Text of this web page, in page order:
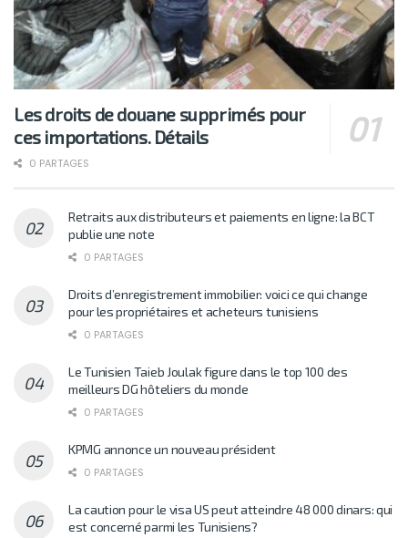
Les droits de douane supprimés pour
ces importations. Détails
0 PARTAGES
Retraits aux distributeurs et paiements en ligne: la BCT
publie une note
0 PARTAGES
Droits d’enregistrement immobilier: voici ce qui change
pour les propriétaires et acheteurs tunisiens
0 PARTAGES
Le Tunisien Taieb Joulak figure dans le top 100 des
meilleurs DG hôteliers du monde
0 PARTAGES
KPMG annonce un nouveau président
0 PARTAGES
La caution pour le visa US peut atteindre 48 000 dinars: qui
est concerné parmi les Tunisiens?